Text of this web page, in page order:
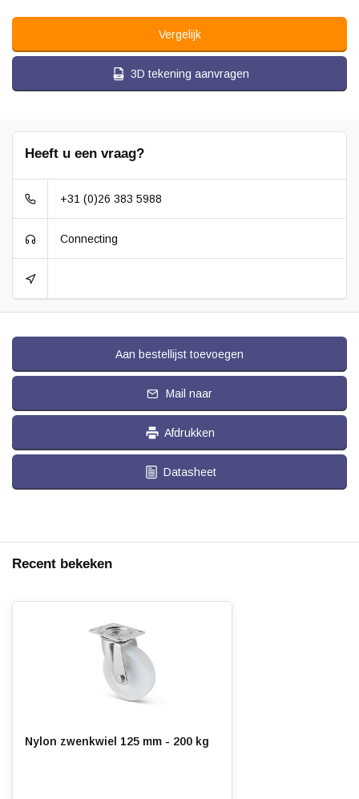
Vergelijk
3D tekening aanvragen
Heeft u een vraag?
+31 (0)26 383 5988
Connecting
Aan bestellijst toevoegen
Mail naar
Afdrukken
Datasheet
Recent bekeken
Nylon zwenkwiel 125 mm - 200 kg